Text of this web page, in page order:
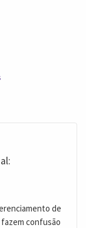
de
confusão